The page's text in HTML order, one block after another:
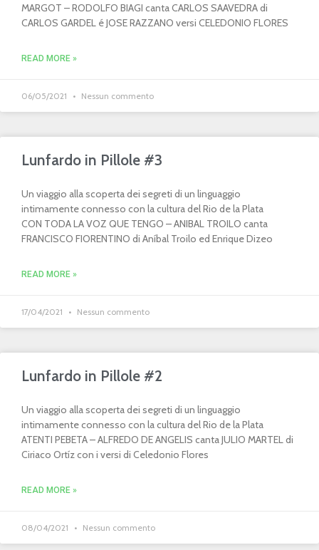
MARGOT – RODOLFO BIAGI canta CARLOS SAAVEDRA di
CARLOS GARDEL é JOSE RAZZANO versi CELEDONIO FLORES
READ MORE »
06/05/2021 Nessun commento
Lunfardo in Pillole #3
Un viaggio alla scoperta dei segreti di un linguaggio
intimamente connesso con la cultura del Rio de la Plata
CON TODA LA VOZ QUE TENGO – ANIBAL TROILO canta
FRANCISCO FIORENTINO di Aníbal Troilo ed Enrique Dizeo
READ MORE »
17/04/2021 Nessun commento
Lunfardo in Pillole #2
Un viaggio alla scoperta dei segreti di un linguaggio
intimamente connesso con la cultura del Rio de la Plata
ATENTI PEBETA – ALFREDO DE ANGELIS canta JULIO MARTEL di
Ciriaco Ortíz con i versi di Celedonio Flores
READ MORE »
08/04/2021 Nessun commento